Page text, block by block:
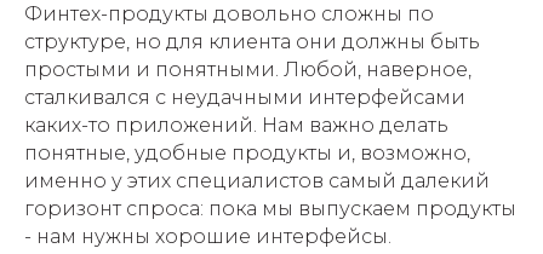
Финтех-продукты довольно сложны по
структуре, но для клиента они должны быть
простыми и понятными. Любой, наверное,
сталкивался с неудачными интерфейсами
каких-то приложений. Нам важно делать
понятные, удобные продукты и, возможно,
именно у этих специалистов самый далекий
горизонт спроса: пока мы выпускаем продукты
- нам нужны хорошие интерфейсы.